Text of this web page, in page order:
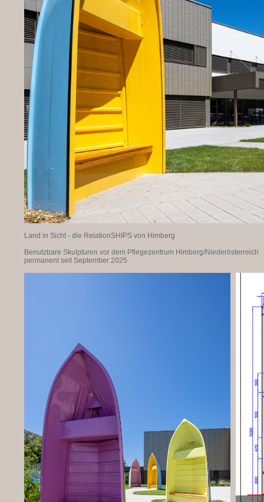
Land in Sicht - die RelationSHIPS von Himberg
Benutzbare Skulpturen vor dem Pflegezentrum Himberg/Niederösterreich
permanent seit September 2025